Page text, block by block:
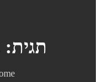
תגית: